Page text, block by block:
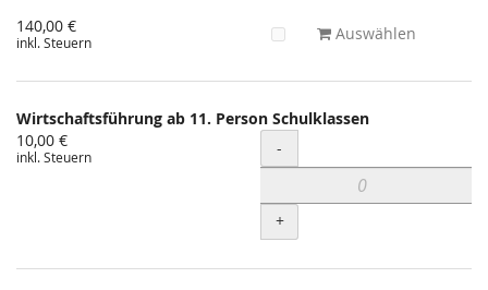
140,00 €
inkl. Steuern Auswählen
Wirtschaftsführung ab 11. Person Schulklassen
10,00 €
inkl. Steuern Menge
-
+